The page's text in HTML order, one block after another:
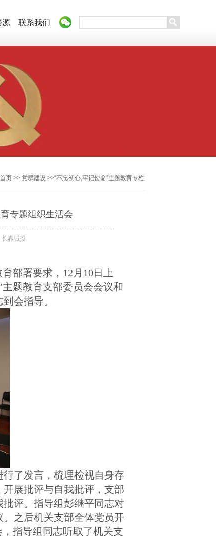
源 联系我们
首页 >> 党群建设 >>“不忘初心,牢记使命”主题教育专栏
专题组织生活会
春城投
部署要求，12月10日上
主题教育支部委员会会议和
会指导。
了发言，梳理检视自身存
展批评与自我批评，支部
评。指导组彭继平同志对
之后机关支部全体党员开
指导组同志听取了机关支